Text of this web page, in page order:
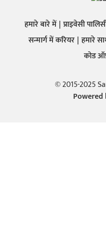
हमारे बारे में प्राइवेसी
सन्मार्ग में करियर हमारे
कोड
© 2015-2025
Powered